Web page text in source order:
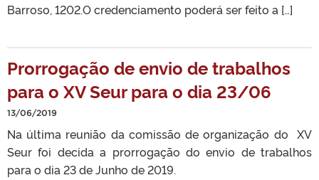
Barroso, 1202.O credenciamento poderá ser feito a […]
Prorrogação de envio de trabalhos
para o XV Seur para o dia 23/06
13/06/2019
Na última reunião da comissão de organização do XV
Seur foi decida a prorrogação do envio de trabalhos
para o dia 23 de Junho de 2019.